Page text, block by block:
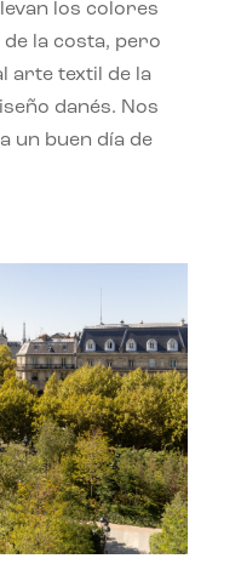
los colores
la costa, pero
arte textil de la
danés. Nos
un buen día de